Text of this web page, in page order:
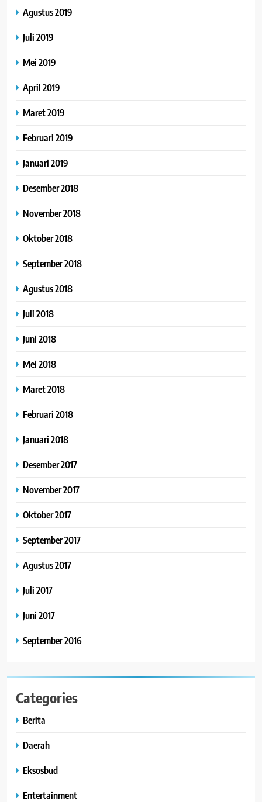
Agustus 2019
Juli 2019
Mei 2019
April 2019
Maret 2019
Februari 2019
Januari 2019
Desember 2018
November 2018
Oktober 2018
September 2018
Agustus 2018
Juli 2018
Juni 2018
Mei 2018
Maret 2018
Februari 2018
Januari 2018
Desember 2017
November 2017
Oktober 2017
September 2017
Agustus 2017
Juli 2017
Juni 2017
September 2016
Categories
Berita
Daerah
Eksosbud
Entertainment